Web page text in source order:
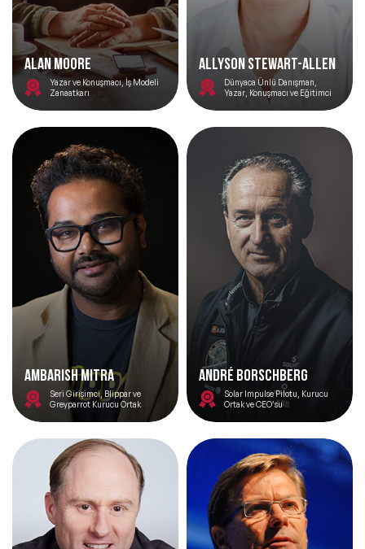
Alan Moore
Yazar ve Konuşmacı, İş Modeli
Zanaatkarı
Allyson Stewart-Allen
Dünyaca Ünlü Danışman,
Yazar, Konuşmacı ve Eğitimci
AMBARISH MITRA
Seri Girişimci, Blippar ve
Greyparrot Kurucu Ortak
André Borschberg
Solar Impulse Pilotu, Kurucu
Ortak ve CEO’su